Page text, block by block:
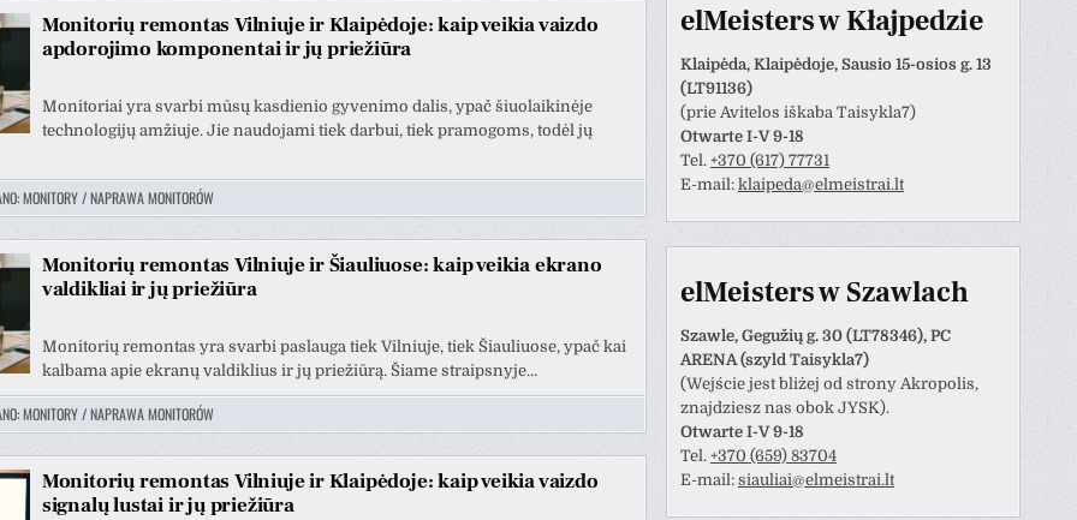
įvertinimą.
įvertinimą.
greitai bei kokybiškai
atliktas darbas.
Monitorių remontas Vilniuje ir Klaipėdoje: kaip veikia vaizdo
apdorojimo komponentai ir jų priežiūra
Monitoriai yra svarbi mūsų kasdienio gyvenimo dalis, ypač šiuolaikinėje
technologijų amžiuje. Jie naudojami tiek darbui, tiek pramogoms, todėl jų
MONITORY / NAPRAWA MONITORÓW
Monitorių remontas Vilniuje ir Šiauliuose: kaip veikia ekrano
valdikliai ir jų priežiūra
Monitorių remontas yra svarbi paslauga tiek Vilniuje, tiek Šiauliuose, ypač kai
kalbama apie ekranų valdiklius ir jų priežiūrą. Šiame straipsnyje…
MONITORY / NAPRAWA MONITORÓW
Monitorių remontas Vilniuje ir Klaipėdoje: kaip veikia vaizdo
signalų lustai ir jų priežiūra
elMeisters w Kłajpedzie
Klaipėda, Klaipėdoje, Sausio 15-osios g. 13
(LT91136)
(prie Avitelos iškaba Taisykla7)
Otwarte I-V 9-18
Tel. +370 (617) 77731
E-mail: klaipeda@elmeistrai.lt
elMeisters w Szawlach
Szawle, Gegužių g. 30 (LT78346), PC
ARENA (szyld Taisykla7)
(Wejście jest bliżej od strony Akropolis,
znajdziesz nas obok JYSK).
Otwarte I-V 9-18
Tel. +370 (659) 83704
E-mail: siauliai@elmeistrai.lt